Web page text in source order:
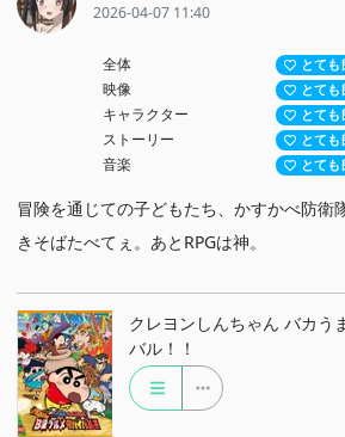
2026-04-07 11:40
全体 とても
映像 とても
キャラクター とても
ストーリー とても
音楽 とても
冒険を通じての子どもたち、かすかべ防衛
きそばたべてぇ。あとRPGは神。
クレヨンしんちゃん バカう
バル！！